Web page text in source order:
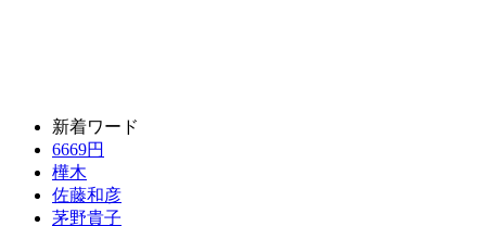
新着ワード
6669円
樺木
佐藤和彦
茅野貴子